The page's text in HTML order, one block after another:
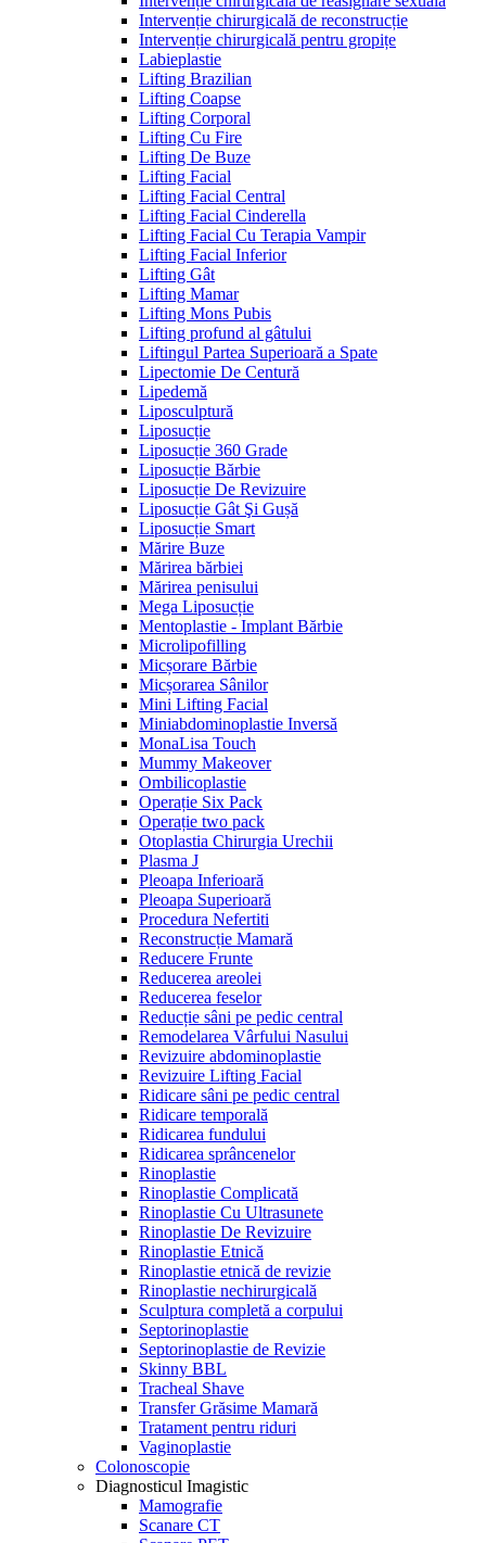
Intervenție chirurgicală de reconstrucție
Intervenție chirurgicală pentru gropițe
Labieplastie
Lifting Brazilian
Lifting Coapse
Lifting Corporal
Lifting Cu Fire
Lifting De Buze
Lifting Facial
Lifting Facial Central
Lifting Facial Cinderella
Lifting Facial Cu Terapia Vampir
Lifting Facial Inferior
Lifting Gât
Lifting Mamar
Lifting Mons Pubis
Lifting profund al gâtului
Liftingul Partea Superioară a Spate
Lipectomie De Centură
Lipedemă
Liposculptură
Liposucție
Liposucție 360 Grade
Liposucție Bărbie
Liposucție De Revizuire
Liposucție Gât Şi Gușă
Liposucție Smart
Mărire Buze
Mărirea bărbiei
Mărirea penisului
Mega Liposucție
Mentoplastie - Implant Bărbie
Microlipofilling
Micșorare Bărbie
Micșorarea Sânilor
Mini Lifting Facial
Miniabdominoplastie Inversă
MonaLisa Touch
Mummy Makeover
Ombilicoplastie
Operație Six Pack
Operație two pack
Otoplastia Chirurgia Urechii
Plasma J
Pleoapa Inferioară
Pleoapa Superioară
Procedura Nefertiti
Reconstrucție Mamară
Reducere Frunte
Reducerea areolei
Reducerea feselor
Reducție sâni pe pedic central
Remodelarea Vârfului Nasului
Revizuire abdominoplastie
Revizuire Lifting Facial
Ridicare sâni pe pedic central
Ridicare temporală
Ridicarea fundului
Ridicarea sprâncenelor
Rinoplastie
Rinoplastie Complicată
Rinoplastie Cu Ultrasunete
Rinoplastie De Revizuire
Rinoplastie Etnică
Rinoplastie etnică de revizie
Rinoplastie nechirurgicală
Sculptura completă a corpului
Septorinoplastie
Septorinoplastie de Revizie
Skinny BBL
Tracheal Shave
Transfer Grăsime Mamară
Tratament pentru riduri
Vaginoplastie
Colonoscopie
Diagnosticul Imagistic
Mamografie
Scanare CT